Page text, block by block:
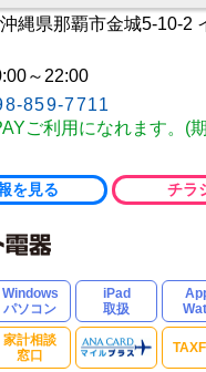
縄県那覇市金城5-10-2
～22:00
859-7711
ご利用になれます。(
を見る チラ
Windows
パソコン
iPad
取扱
家計相談
窓口